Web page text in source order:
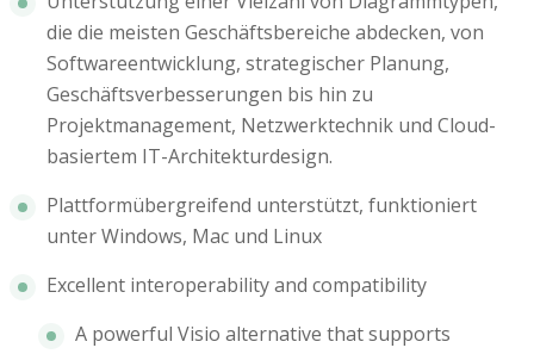
die die meisten Geschäftsbereiche abdecken, von
Softwareentwicklung, strategischer Planung,
Geschäftsverbesserungen bis hin zu
Projektmanagement, Netzwerktechnik und Cloud-
basiertem IT-Architekturdesign.
Plattformübergreifend unterstützt, funktioniert
unter Windows, Mac und Linux
Excellent interoperability and compatibility
A powerful Visio alternative that supports